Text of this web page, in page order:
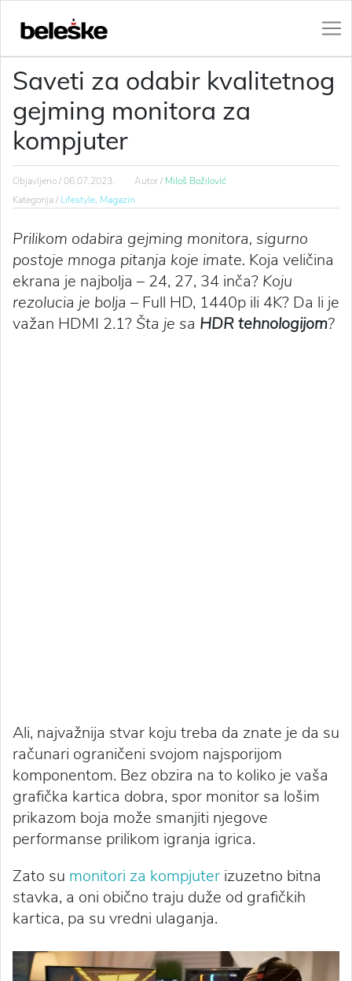
Saveti za odabir kvalitetnog
gejming monitora za
kompjuter
Objavljeno /06.07.2023. Autor / Miloš Božilović
Kategorija / Lifestyle, Magazin
Prilikom odabira gejming monitora, sigurno
postoje mnoga pitanja koje imate. Koja veličina
ekrana je najbolja – 24, 27, 34 inča? Koju
rezolucia je bolja – Full HD, 1440p ili 4K? Da li je
važan HDMI 2.1? Šta je sa HDR tehnologijom?
Ali, najvažnija stvar koju treba da znate je da su
računari ograničeni svojom najsporijom
komponentom. Bez obzira na to koliko je vaša
grafička kartica dobra, spor monitor sa lošim
prikazom boja može smanjiti njegove
performanse prilikom igranja igrica.
Zato su monitori za kompjuter izuzetno bitna
stavka, a oni obično traju duže od grafičkih
kartica, pa su vredni ulaganja.